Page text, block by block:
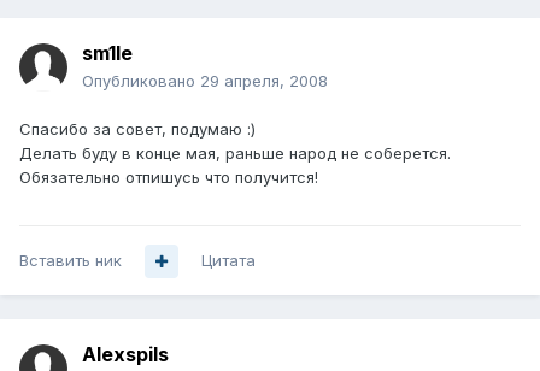
sm1le
Опубликовано 29 апреля, 2008
Спасибо за совет, подумаю :)
Делать буду в конце мая, раньше народ не соберется.
Обязательно отпишусь что получится!
Вставить ник Цитата
Alexspils